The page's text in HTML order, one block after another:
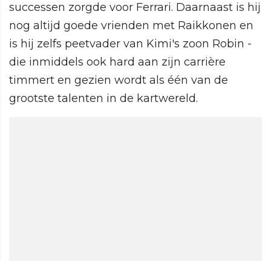
successen zorgde voor Ferrari. Daarnaast is hij
nog altijd goede vrienden met Raikkonen en
is hij zelfs peetvader van Kimi's zoon Robin -
die inmiddels ook hard aan zijn carrière
timmert en gezien wordt als één van de
grootste talenten in de kartwereld.